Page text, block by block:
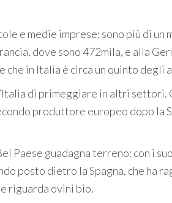
e medie imprese: sono più di
dove sono 472mila, e alla
che in Italia è circa un quinto degli
di primeggiare in altri settori.
produttore europeo dopo la
Paese guadagna terreno: con i
posto dietro la Spagna, che ha
riguarda ovini bio.